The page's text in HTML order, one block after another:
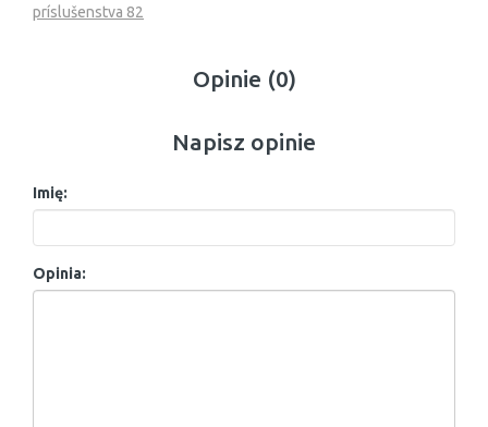
príslušenstva 82
Opinie (0)
Napisz opinie
Imię:
Opinia: